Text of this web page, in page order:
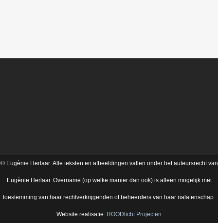
© Eugènie Herlaar: Alle teksten en afbeeldingen vallen onder het auteursrecht van
Eugènie Herlaar. Overname (op welke manier dan ook) is alleen mogelijk met
toestemming van haar rechtverkrijgenden of beheerders van haar nalatenschap.
Website realisatie: ROODlicht Projecten